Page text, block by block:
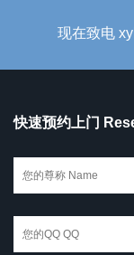
现在致电
快速预约上门